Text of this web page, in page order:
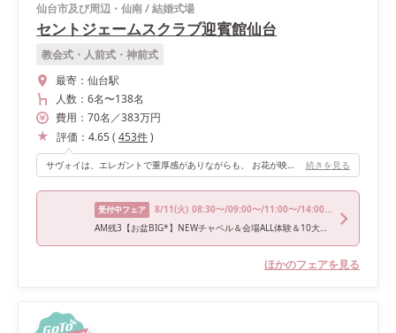
仙台市及び周辺・仙南/結婚式場
セントジェームスクラブ迎賓館仙台
教会式・人前式・神前式
最寄： 仙台駅
人数： 6名〜138名
費用： 70名 ／383万円
評価： 4.65( 453件)
サヴォイは、エレガントで重厚感がありながらも、 お花が映えるような可愛さも兼ね備えており、 こちらも一目惚れの会場でした。 当日は本当に、プリンセス気分に浸れるのでおすすめです。 バーカウンターのある、専用のホワイエでは、 ウェルカムドリンクも振る舞えます。 続きを見る
受付中フェア 8/11(火) 08:30〜/09:00〜/11:00〜/14:00〜/17:00〜
AM残3【お盆BIG*】NEWチャペル＆会場ALL体験＆10大特典 ※試食付
ほかのフェアを見る